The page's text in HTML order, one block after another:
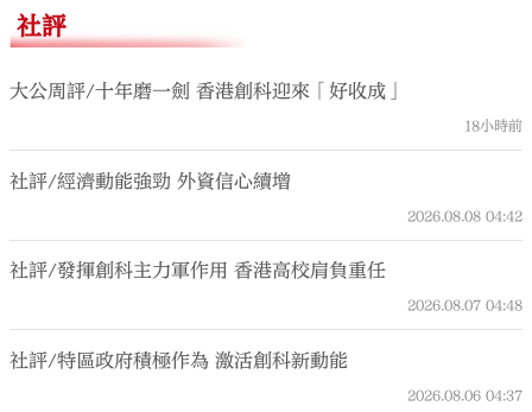
社評
大公周評/十年磨一劍 香港創科迎來「好收成」
18小時前
社評/經濟動能強勁 外資信心續增
2026.08.08 04:42
社評/發揮創科主力軍作用 香港高校肩負重任
2026.08.07 04:48
社評/特區政府積極作為 激活創科新動能
2026.08.06 04:37